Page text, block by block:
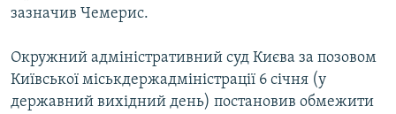
зазначив Чемерис.
Окружний адміністративний суд Києва за позовом
Київської міськдержадміністрації 6 січня (у
державний вихідний день) постановив обмежити